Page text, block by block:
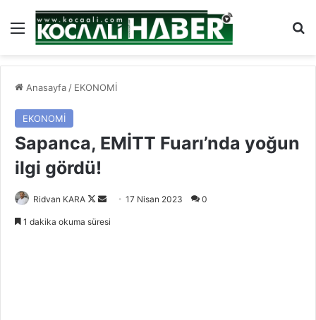
Menü
Anasayfa / EKONOMİ
EKONOMİ
Sapanca, EMİTT Fuarı’nda yoğun
ilgi gördü!
Ridvan KARA
Follow
Bir
17 Nisan 2023 0
1 dakika okuma süresi